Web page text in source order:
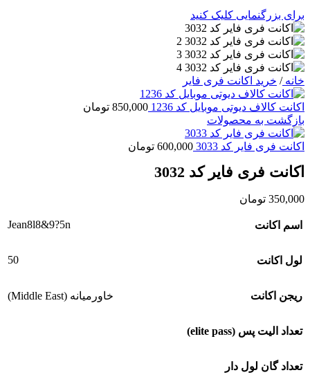
برای بزرگنمایی کلیک کنید
خانه/ خرید اکانت فری فایر
اکانت کالاف دیوتی موبایل کد 1236 850,000 تومان
بازگشت به محصولات
اکانت فری فایر کد 3033 600,000 تومان
اکانت فری فایر کد 3032
350,000 تومان
اسم اکانت Jean8l8&9?5n
لول اکانت 50
ریجن اکانت خاورمیانه (Middle East)
تعداد الیت پس (elite pass)
تعداد گان لول دار